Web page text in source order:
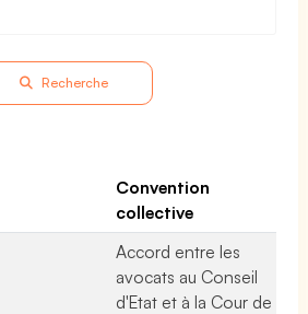
Recherche
Convention
collective
Accord entre les
avocats au Conseil
d'Etat et à la Cour de